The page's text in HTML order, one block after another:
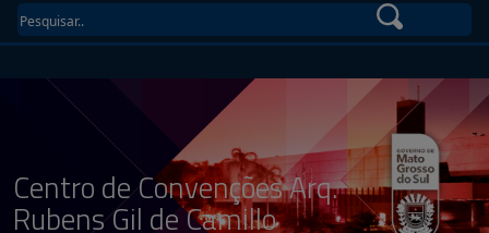
Centro de Convenções Arq.
Rubens Gil de Camillo